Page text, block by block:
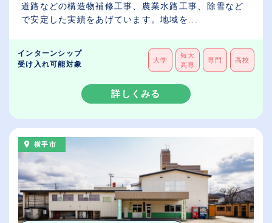
道路などの構造物補修工事、農業水路工事、除雪など
で安定した実績をあげています。地域を...
インターンシップ
受け入れ可能対象
大学
短大
高専
専門 高校
詳しくみる
横手市